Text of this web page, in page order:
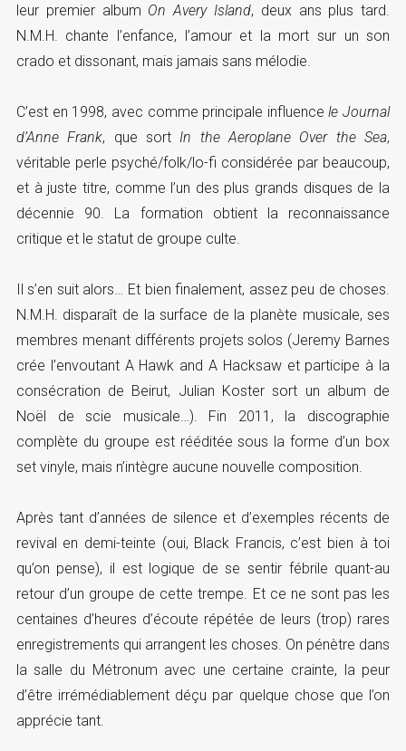
leur premier album On Avery Island, deux ans plus tard.
N.M.H. chante l’enfance, l’amour et la mort sur un son
crado et dissonant, mais jamais sans mélodie.
C’est en 1998, avec comme principale influencele Journal
d’Anne Frank, que sort In the Aeroplane Over the Sea,
véritable perle psyché/folk/lo-fi considérée par beaucoup,
et à juste titre, comme l’un des plus grands disques de la
décennie 90. La formation obtient la reconnaissance
critique et le statut de groupe culte.
Il s’en suit alors… Et bien finalement, assez peu de choses.
N.M.H. disparaît de la surface de la planète musicale, ses
membres menant différents projets solos (Jeremy Barnes
crée l’envoutant A Hawk and A Hacksaw et participe à la
consécration de Beirut, Julian Koster sort un album de
Noël de scie musicale…). Fin 2011, la discographie
complète du groupe est rééditée sous la forme d’un box
set vinyle, mais n’intègre aucune nouvelle composition.
Après tant d’années de silence et d’exemples récents de
revival en demi-teinte (oui, Black Francis, c’est bien à toi
qu’on pense), il est logique de se sentir fébrile quant-au
retour d’un groupe de cette trempe. Et ce ne sont pas les
centaines d’heures d’écoute répétée de leurs (trop) rares
enregistrements qui arrangent les choses. On pénètre dans
la salle du Métronum avec une certaine crainte, la peur
d’être irrémédiablement déçu par quelque chose que l’on
apprécie tant.